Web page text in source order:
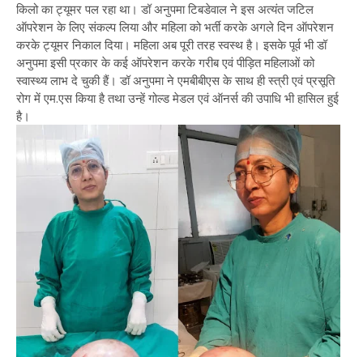
किलो का ट्यूमर पल रहा था। डॉ अनुपमा टिबडेवाल ने इस अत्यंत जटिल
ऑपरेशन के लिए संकल्प लिया और महिला को भर्ती करके अगले दिन ऑपरेशन
करके ट्यूमर निकाल दिया। महिला अब पूरी तरह स्वस्थ है। इसके पूर्व भी डॉ
अनुपमा इसी प्रकार के कई ऑपरेशन करके गरीब एवं पीड़ित महिलाओं को
स्वास्थ्य लाभ दे चुकी हैं। डॉ अनुपमा ने एमबीबीएस के साथ ही स्त्री एवं प्रसूति
रोग में एम.एस किया है तथा उन्हें गोल्ड मेडल एवं ऑनर्स की उपाधि भी हासिल हुई
है।